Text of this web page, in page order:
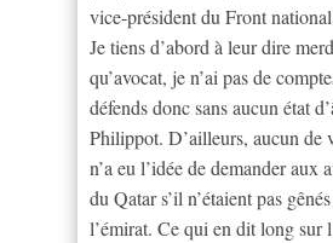
vice-président du Front
Je tiens d’abord à leur dire
qu’avocat, je n’ai pas de
défends donc sans aucun état
Philippot. D’ailleurs, aucun de
n’a eu l’idée de demander aux
du Qatar s’il n’étaient pas
l’émirat. Ce qui en dit long sur